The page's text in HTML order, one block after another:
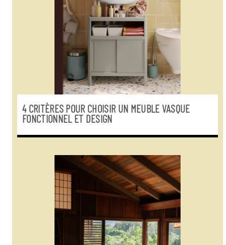
4 CRITÈRES POUR CHOISIR UN MEUBLE VASQUE
FONCTIONNEL ET DESIGN